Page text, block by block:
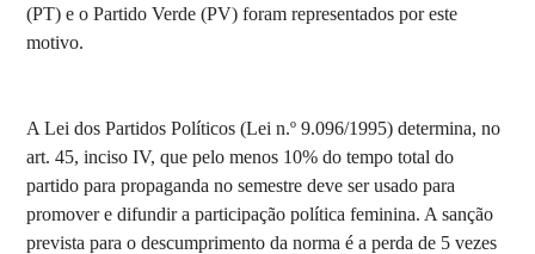
(PT) e o Partido Verde (PV) foram representados por este
motivo.
A Lei dos Partidos Políticos (Lei n.º 9.096/1995) determina, no
art. 45, inciso IV, que pelo menos 10% do tempo total do
partido para propaganda no semestre deve ser usado para
promover e difundir a participação política feminina. A sanção
prevista para o descumprimento da norma é a perda de 5 vezes